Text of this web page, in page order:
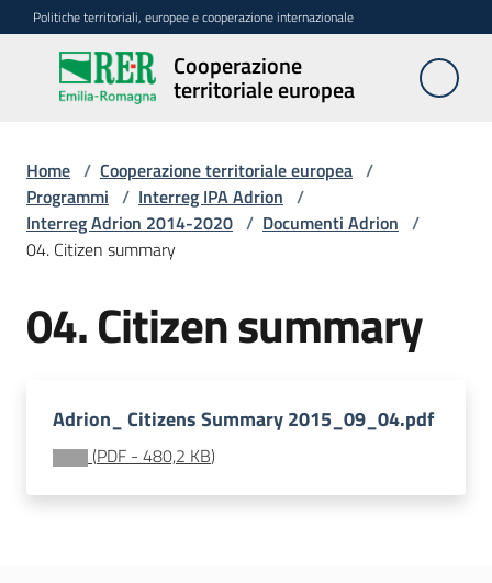
Vai al contenuto
Vai alla navigazione
Vai al footer
Politiche territoriali, europee e cooperazione internazionale
Cooperazione
territoriale europea
Cooperazione
territoriale
Attività
Home / Cooperazione territoriale europea /
Programmi / Interreg IPA Adrion /
Interreg Adrion 2014-2020 / Documenti Adrion /
04. Citizen summary
04. Citizen summary
Adrion_ Citizens Summary 2015_09_04.pdf
(PDF - 480,2 KB)